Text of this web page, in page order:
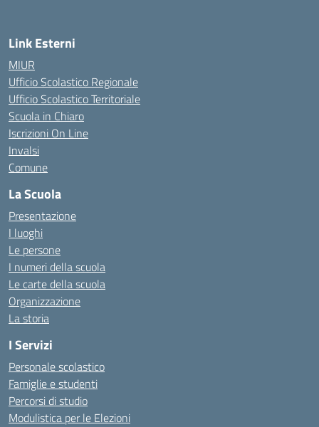
Link Esterni
MIUR
Ufficio Scolastico Regionale
Ufficio Scolastico Territoriale
Scuola in Chiaro
Iscrizioni On Line
Invalsi
Comune
La Scuola
Presentazione
I luoghi
Le persone
I numeri della scuola
Le carte della scuola
Organizzazione
La storia
I Servizi
Personale scolastico
Famiglie e studenti
Percorsi di studio
Modulistica per le Elezioni